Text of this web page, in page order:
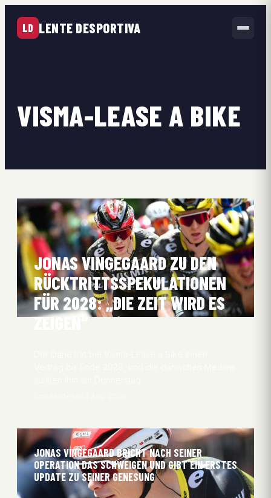
LD LENTE DESPORTIVA
VISMA-LEASE A BIKE
JONAS VINGEGAARD ZU DEN
RÜCKTRITTSSPEKULATIONEN
FÜR 2028: „DIE ZEIT WIRD ES
ZEIGEN“
JONAS VINGEGAARD BRICHT NACH SEINER
OPERATION DAS SCHWEIGEN UND GIBT EIN ERSTES
UPDATE ZU SEINER GENESUNG